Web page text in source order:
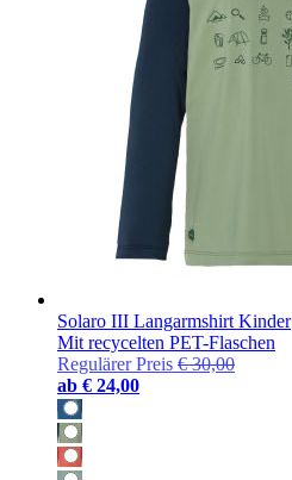
Solaro III Langarmshirt Kinder
Mit recycelten PET-Flaschen
Regulärer Preis € 30,00
ab € 24,00